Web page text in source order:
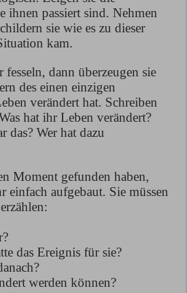
ihnen passiert sind. Nehmen
sie wie es zu dieser
kam.
fesseln, dann überzeugen sie
des einen einzigen
verändert hat. Schreiben
hat ihr Leben verändert?
das? Wer hat dazu
Moment gefunden haben,
einfach aufgebaut. Sie müssen
das Ereignis für sie?
werden können?